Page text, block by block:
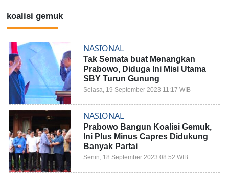
koalisi gemuk
NASIONAL
Tak Semata buat Menangkan
Prabowo, Diduga Ini Misi Utama
SBY Turun Gunung
Selasa, 19 September 2023 11:17 WIB
NASIONAL
Prabowo Bangun Koalisi Gemuk,
Ini Plus Minus Capres Didukung
Banyak Partai
Senin, 18 September 2023 08:52 WIB